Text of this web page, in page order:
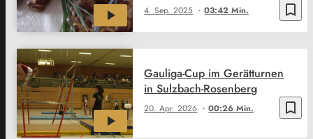
bookmark_border
4. Sep. 2025 03:42 Min.
bookmark_border
20. Apr. 2026 00:26 Min.
Gauliga-Cup im Gerätturnen
in Sulzbach-Rosenberg